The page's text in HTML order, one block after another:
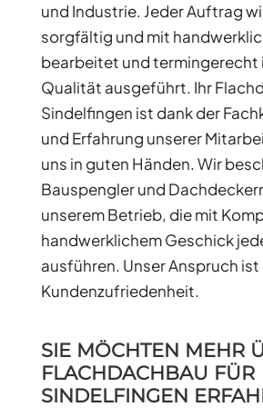
und Industrie. Jeder Auftrag
sorgfältig und mit
bearbeitet und termingerecht
Qualität ausgeführt. Ihr
Sindelfingen ist dank der
und Erfahrung unserer
uns in guten Händen. Wir
Bauspengler und
unserem Betrieb, die mit
handwerklichem Geschick
ausführen. Unser Anspruch ist
Kundenzufriedenheit.
SIE MÖCHTEN MEHR
FLACHDACHBAU FÜR
SINDELFINGEN